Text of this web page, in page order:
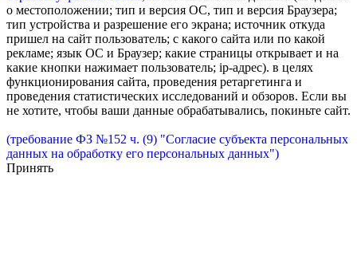
о местоположении; тип и версия ОС, тип и версия Браузера;
тип устройства и разрешение его экрана; источник откуда
пришел на сайт пользователь; с какого сайта или по какой
рекламе; язык ОС и Браузер; какие страницы открывает и на
какие кнопки нажимает пользователь; ip-адрес). в целях
функционирования сайта, проведения ретаргетинга и
проведения статистических исследований и обзоров. Если вы
не хотите, чтобы ваши данные обрабатывались, покиньте сайт.
(требование ФЗ №152 ч. (9) "Согласие субъекта персональных
данных на обработку его персональных данных")
Принять